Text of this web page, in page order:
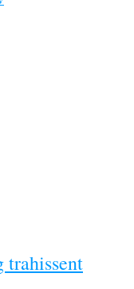
trahissent